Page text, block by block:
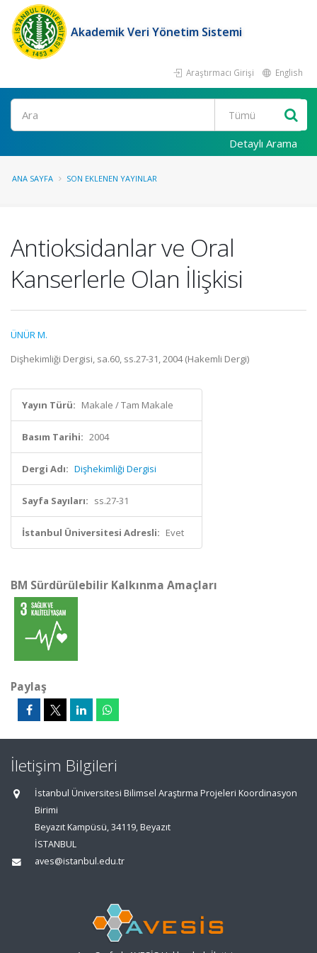
Akademik Veri Yönetim Sistemi
Araştırmacı Girişi English
Ara
Detaylı Arama
ANA SAYFA SON EKLENEN YAYINLAR
Antioksidanlar ve Oral
Kanserlerle Olan İlişkisi
ÜNÜR M.
Dişhekimliği Dergisi, sa.60, ss.27-31, 2004 (Hakemli Dergi)
Yayın Türü: Makale / Tam Makale
Basım Tarihi: 2004
Dergi Adı: Dişhekimliği Dergisi
Sayfa Sayıları: ss.27-31
İstanbul Üniversitesi Adresli: Evet
BM Sürdürülebilir Kalkınma Amaçları
Paylaş
İletişim Bilgileri
İstanbul Üniversitesi Bilimsel Araştırma Projeleri Koordinasyon
Birimi
Beyazıt Kampüsü, 34119, Beyazıt
İSTANBUL
aves@istanbul.edu.tr